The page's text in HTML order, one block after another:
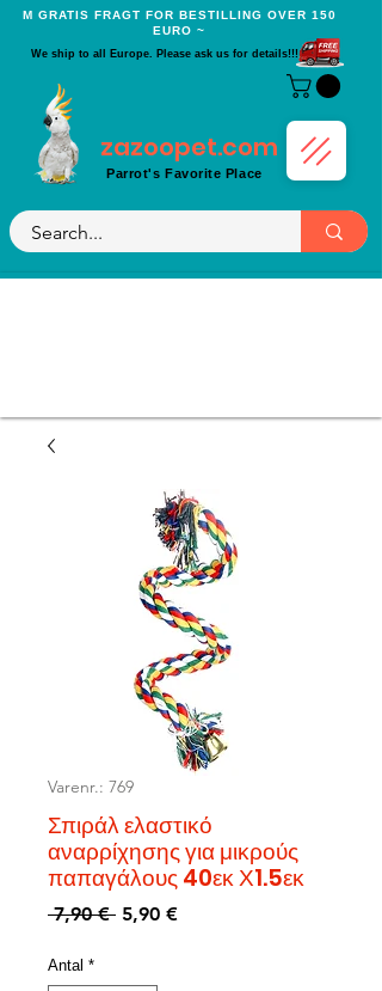
Μ GRATIS FRAGT FOR BESTILLING OVER 150
EURO ~
We ship to all Europe. Please ask us for details!!!
zazoopet.com
Parrot's Favorite Place
Varenr.: 769
Σπιράλ ελαστικό
αναρρίχησης για μικρούς
παπαγάλους 40εκ Χ1.5εκ
7,90 € Regulær
5,90 €Salgspris
Antal *